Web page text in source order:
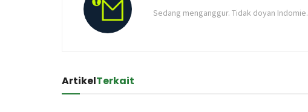
Sedang menganggur. Tidak doyan Indomie.
ArtikelTerkait